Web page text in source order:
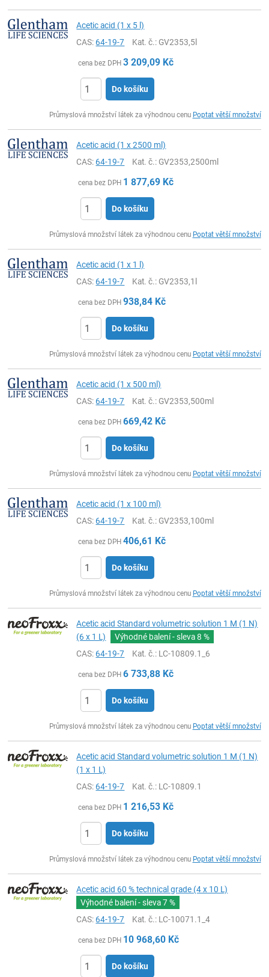
Acetic acid (1 x 5 l)
CAS:64-19-7 Kat. č.: GV2353,5l
cena bez DPH 3 209,09 Kč
Do košíku
Průmyslová množství látek za výhodnou cenu Poptat větší množství
Acetic acid (1 x 2500 ml)
CAS:64-19-7 Kat. č.: GV2353,2500ml
cena bez DPH 1 877,69 Kč
Do košíku
Průmyslová množství látek za výhodnou cenu Poptat větší množství
Acetic acid (1 x 1 l)
CAS:64-19-7 Kat. č.: GV2353,1l
cena bez DPH 938,84 Kč
Do košíku
Průmyslová množství látek za výhodnou cenu Poptat větší množství
Acetic acid (1 x 500 ml)
CAS:64-19-7 Kat. č.: GV2353,500ml
cena bez DPH 669,42 Kč
Do košíku
Průmyslová množství látek za výhodnou cenu Poptat větší množství
Acetic acid (1 x 100 ml)
CAS:64-19-7 Kat. č.: GV2353,100ml
cena bez DPH 406,61 Kč
Do košíku
Průmyslová množství látek za výhodnou cenu Poptat větší množství
Acetic acid Standard volumetric solution 1 M (1 N)
(6 x 1 L)
Výhodné balení - sleva8 %
CAS:64-19-7 Kat. č.: LC-10809.1_6
cena bez DPH 6 733,88 Kč
Do košíku
Průmyslová množství látek za výhodnou cenu Poptat větší množství
Acetic acid Standard volumetric solution 1 M (1 N)
(1 x 1 L)
CAS:64-19-7 Kat. č.: LC-10809.1
cena bez DPH 1 216,53 Kč
Do košíku
Průmyslová množství látek za výhodnou cenu Poptat větší množství
Acetic acid 60 % technical grade (4 x 10 L)
Výhodné balení - sleva7 %
CAS:64-19-7 Kat. č.: LC-10071.1_4
cena bez DPH 10 968,60 Kč
Do košíku